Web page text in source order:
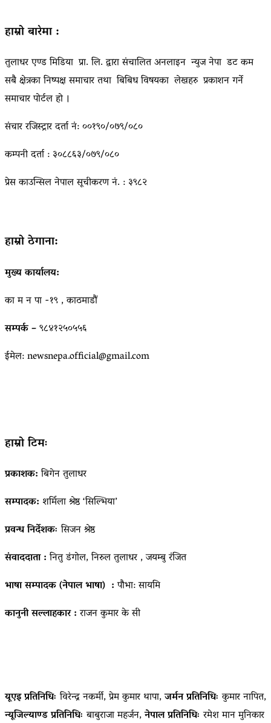
हाम्रो बारेमा :
तुलाधर एण्ड मिडिया प्रा. लि. द्वारा संचालित अनलाइन न्युज नेपा डट कम
सबै क्षेत्रका निष्पक्ष समाचार तथा बिबिध विषयका लेखहरु प्रकाशन गर्ने
समाचार पोर्टल हो ।
संचार रजिस्ट्रार दर्ता नं: ००१९०/०७९/०८०
कम्पनी दर्ता : ३०८८६३/०७९/०८०
प्रेस काउन्सिल नेपाल सूचीकरण नं. : ३९८२
हाम्रो ठेगाना:
मुख्य कार्यालय:
का म न पा -१९ , काठमाडौं
सम्पर्क –९८४१२५०५५६
ईमेल: newsnepa.official@gmail.com
हाम्रो टिमः
प्रकाशक:बिगेन तुलाधर
सम्पादक: शर्मिला श्रेष्ठ ‘सिल्भिया’
प्रवन्ध निर्देशकःसिजन श्रेष्ठ
संवाददाता :नितु डंगोल, निरुल तुलाधर , जयम्बु रंजित
भाषा सम्पादक (नेपाल भाषा) :पौभा: सायमि
कानुनी सल्लाहकार :राजन कुमार के सी
यूएइ प्रतिनिधिः विरेन्द्र नकर्मी, प्रेम कुमार थापा,जर्मन प्रतिनिधिः कुमार नापित,
न्यूजिल्याण्ड प्रतिनिधिः बाबुराजा महर्जन,नेपाल प्रतिनिधिः रमेश मान मुनिकार